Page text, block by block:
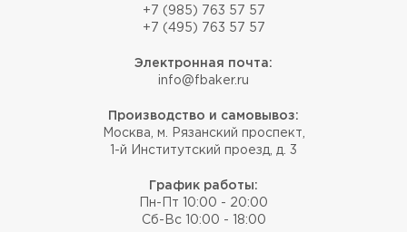
+7 (985) 763 57 57
+7 (495) 763 57 57
Электронная почта:
info@fbaker.ru
Производство и самовывоз:
Москва, м. Рязанский проспект,
1-й Институтский проезд, д. 3
График работы:
Пн-Пт 10:00 - 20:00
Сб-Вс 10:00 - 18:00